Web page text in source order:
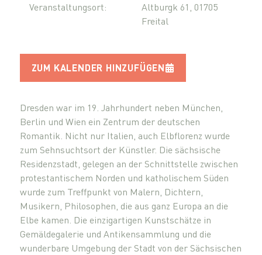
Veranstaltungsort:
Altburgk 61, 01705
Freital
ZUM KALENDER HINZUFÜGEN
Dresden war im 19. Jahrhundert neben München,
Berlin und Wien ein Zentrum der deutschen
Romantik. Nicht nur Italien, auch Elbflorenz wurde
zum Sehnsuchtsort der Künstler. Die sächsische
Residenzstadt, gelegen an der Schnittstelle zwischen
protestantischem Norden und katholischem Süden
wurde zum Treffpunkt von Malern, Dichtern,
Musikern, Philosophen, die aus ganz Europa an die
Elbe kamen. Die einzigartigen Kunstschätze in
Gemäldegalerie und Antikensammlung und die
wunderbare Umgebung der Stadt von der Sächsischen